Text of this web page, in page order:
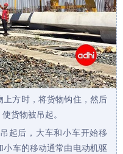
方时，将货物钩住，然后
货物被吊起。
起后，大车和小车开始移
车的移动通常由电动机驱